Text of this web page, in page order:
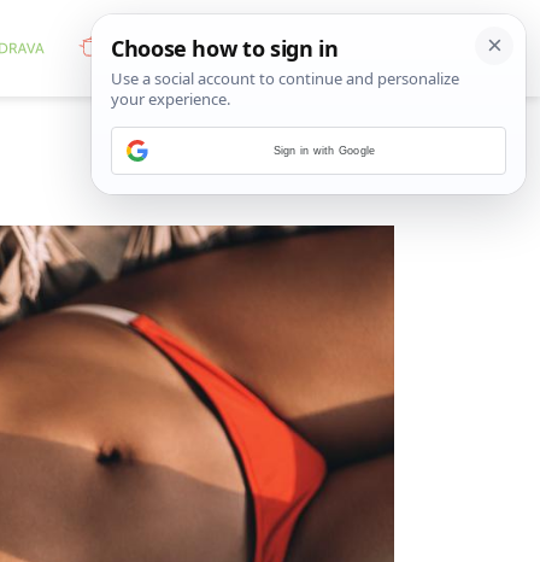
Sign in with Google